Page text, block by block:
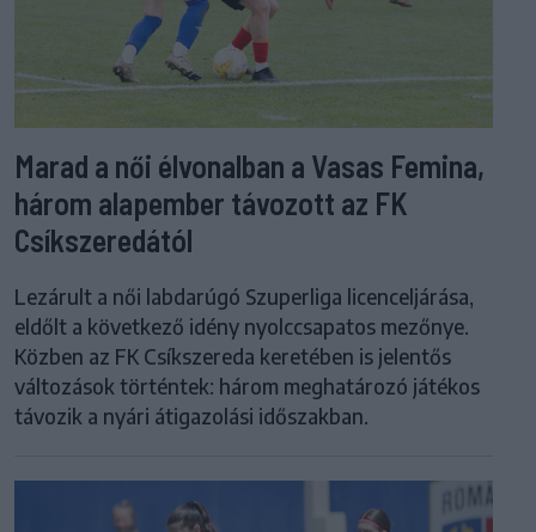
Marad a női élvonalban a Vasas Femina,
három alapember távozott az FK
Csíkszeredától
Lezárult a női labdarúgó Szuperliga licenceljárása,
eldőlt a következő idény nyolccsapatos mezőnye.
Közben az FK Csíkszereda keretében is jelentős
változások történtek: három meghatározó játékos
távozik a nyári átigazolási időszakban.